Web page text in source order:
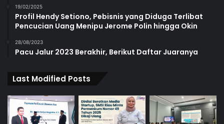
19/02/2025
Profil Hendy Setiono, Pebisnis yang Diduga Terlibat
Pencucian Uang Menipu Jerome Polin hingga Okin
28/08/2023
Pacu Jalur 2023 Berakhir, Berikut Daftar Juaranya
Last Modified Posts